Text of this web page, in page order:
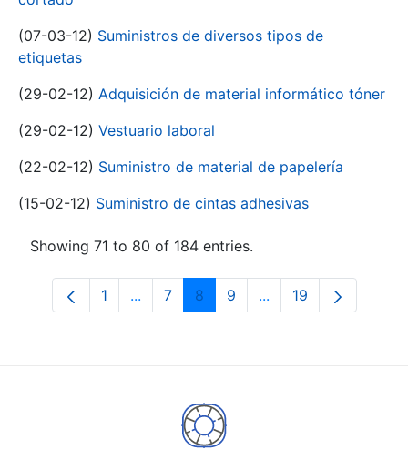
(07-03-12) Suministros de diversos tipos de
etiquetas
(29-02-12) Adquisición de material informático tóner
(29-02-12) Vestuario laboral
(22-02-12) Suministro de material de papelería
(15-02-12) Suministro de cintas adhesivas
Showing 71 to 80 of 184 entries.
Page
1 ...Intermediate Pages Use TAB to
Page
7 Page
8 Page
9 ...Intermediate Pages
Page
19